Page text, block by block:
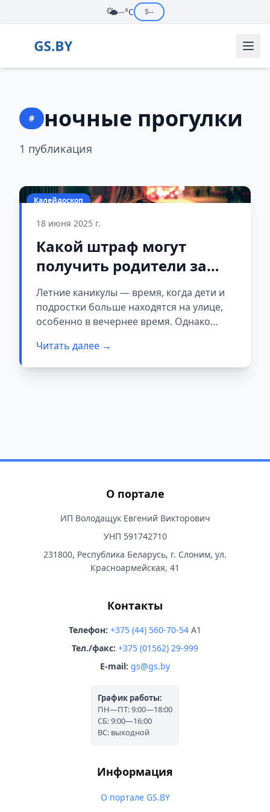
🌤️--°C $--
# ночные прогулки
1 публикация
Калейдоскоп
18 июня 2025 г.
Какой штраф могут
получить родители за
прогулки детей ночью?
Летние каникулы — время, когда дети и
подростки больше находятся на улице,
особенно в вечернее время. Однако
нахождения несовершеннолетних в
общественных местах в ночные часы.
Читать далее →
О портале
ИП Володащук Евгений Викторович
УНП 591742710
231800, Республика Беларусь, г. Слоним, ул.
Красноармейская, 41
Контакты
Телефон: +375 (44) 560-70-54 A1
Тел./факс: +375 (01562) 29-999
E-mail: gs@gs.by
График работы:
ПН—ПТ: 9:00—18:00
СБ: 9:00—16:00
ВС: выходной
Информация
О портале GS.BY